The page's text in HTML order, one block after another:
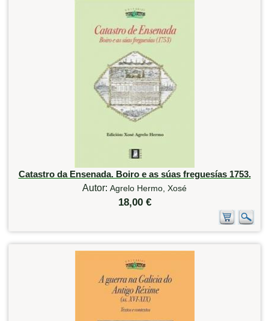
Catastro da Ensenada. Boiro e as súas freguesías 1753.
Autor: Agrelo Hermo, Xosé
18,00 €